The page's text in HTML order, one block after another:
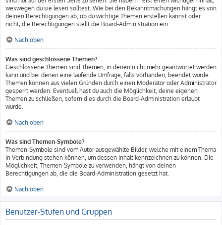
weswegen du sie lesen solltest. Wie bei den Bekanntmachungen hängt es von
deinen Berechtigungen ab, ob du wichtige Themen erstellen kannst oder
nicht; die Berechtigungen stellt die Board-Administration ein.
Nach oben
Was sind geschlossene Themen?
Geschlossene Themen sind Themen, in denen nicht mehr geantwortet werden
kann und bei denen eine laufende Umfrage, falls vorhanden, beendet wurde.
Themen können aus vielen Gründen durch einen Moderator oder Administrator
gesperrt werden. Eventuell hast du auch die Möglichkeit, deine eigenen
Themen zu schließen, sofern dies durch die Board-Administration erlaubt
wurde.
Nach oben
Was sind Themen-Symbole?
Themen-Symbole sind vom Autor ausgewählte Bilder, welche mit einem Thema
in Verbindung stehen können, um dessen Inhalt kennzeichnen zu können. Die
Möglichkeit, Themen-Symbole zu verwenden, hängt von deinen
Berechtigungen ab, die die Board-Administration gesetzt hat.
Nach oben
Benutzer-Stufen und Gruppen